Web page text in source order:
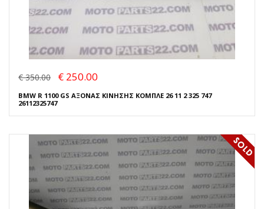
€ 350.00 € 250.00
BMW R 1100 GS ΑΞΟΝΑΣ ΚΙΝΗΣΗΣ ΚΟΜΠΛΕ 26 11 2 325 747
26112325747